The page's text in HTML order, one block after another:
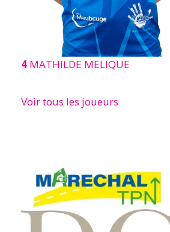
4 MATHILDE MELIQUE
Voir tous les joueurs